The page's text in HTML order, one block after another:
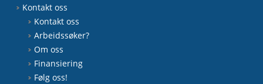
Kontakt oss
Kontakt oss
Arbeidssøker?
Om oss
Finansiering
Følg oss!